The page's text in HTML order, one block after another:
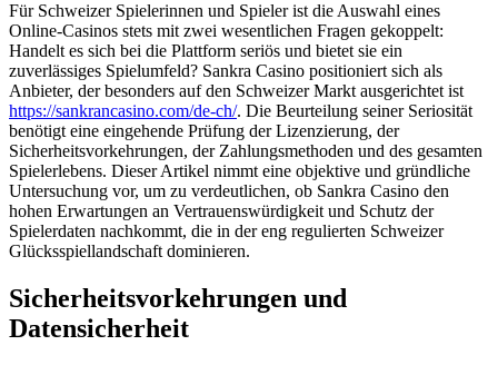
Für Schweizer Spielerinnen und Spieler ist die Auswahl eines
Online-Casinos stets mit zwei wesentlichen Fragen gekoppelt:
Handelt es sich bei die Plattform seriös und bietet sie ein
zuverlässiges Spielumfeld? Sankra Casino positioniert sich als
Anbieter, der besonders auf den Schweizer Markt ausgerichtet ist
https://sankrancasino.com/de-ch/. Die Beurteilung seiner Seriosität
benötigt eine eingehende Prüfung der Lizenzierung, der
Sicherheitsvorkehrungen, der Zahlungsmethoden und des gesamten
Spielerlebens. Dieser Artikel nimmt eine objektive und gründliche
Untersuchung vor, um zu verdeutlichen, ob Sankra Casino den
hohen Erwartungen an Vertrauenswürdigkeit und Schutz der
Spielerdaten nachkommt, die in der eng regulierten Schweizer
Glücksspiellandschaft dominieren.
Sicherheitsvorkehrungen und
Datensicherheit